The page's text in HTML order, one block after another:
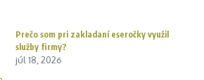
Prečo som pri zakladaní eseročky využil
služby firmy?
júl 18, 2026